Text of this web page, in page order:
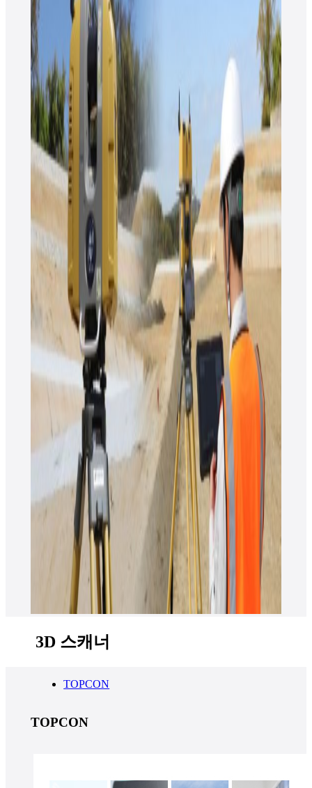
3D 스캐너
TOPCON
TOPCON